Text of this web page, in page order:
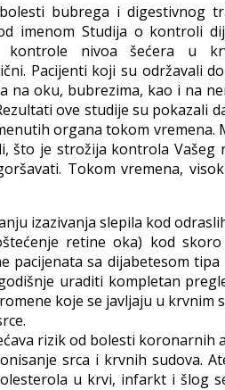
bubrega i digestivnog
imenom Studija o kontroli
kontrole nivoa šećera u
Pacijenti koji su održavali
na oku, bubrezima, kao i na
ove studije su pokazali
organa tokom vremena.
što je strožija kontrola Vašeg
Tokom vremena,
izazivanja slepila kod
retine oka) kod
sa dijabetesom tipa
uraditi kompletan
koje se javljaju u krvnim
rizik od bolesti koronarnih
srca i krvnih sudova.
u krvi, infarkt i šlog